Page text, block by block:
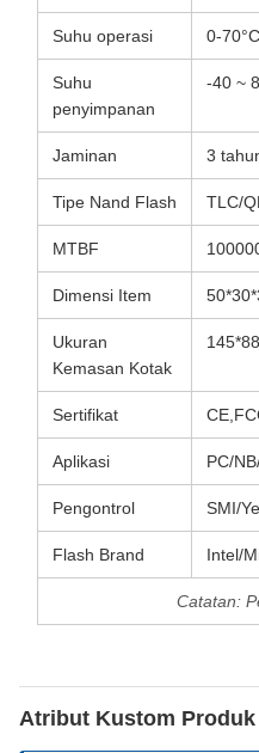
Suhu operasi 0-70°C
Suhu
penyimpanan
-40 ~
Jaminan 3
Tipe Nand Flash TLC/
MTBF
Dimensi Item
Ukuran
Kemasan Kotak
Sertifikat
Aplikasi PC/
Pengontrol SMI/
Flash Brand Intel/
Catatan:
Atribut Kustom Produk